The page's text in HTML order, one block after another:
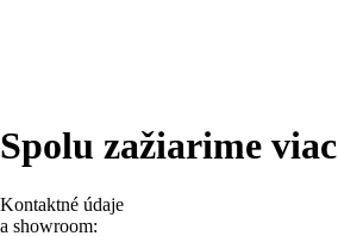
Spolu zažiarime viac
Kontaktné údaje
a showroom: